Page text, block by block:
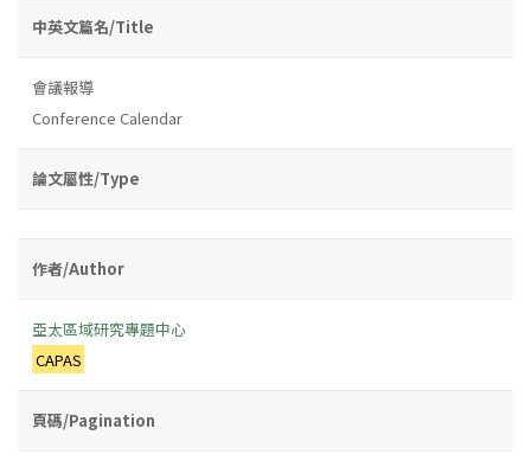
中英文篇名/Title
會議報導
Conference Calendar
論文屬性/Type
作者/Author
亞太區域研究專題中心
CAPAS
頁碼/Pagination